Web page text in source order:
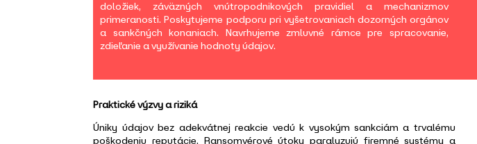
doložiek, záväzných vnútropodnikových pravidiel a mechanizmov
primeranosti. Poskytujeme podporu pri vyšetrovaniach dozorných orgánov
a sankčných konaniach. Navrhujeme zmluvné rámce pre spracovanie,
zdieľanie a využívanie hodnoty údajov.
Praktické výzvy a riziká
Úniky údajov bez adekvátnej reakcie vedú k vysokým sankciám a trvalému
poškodeniu reputácie. Ransomvérové útoky paralyzujú firemné systémy a